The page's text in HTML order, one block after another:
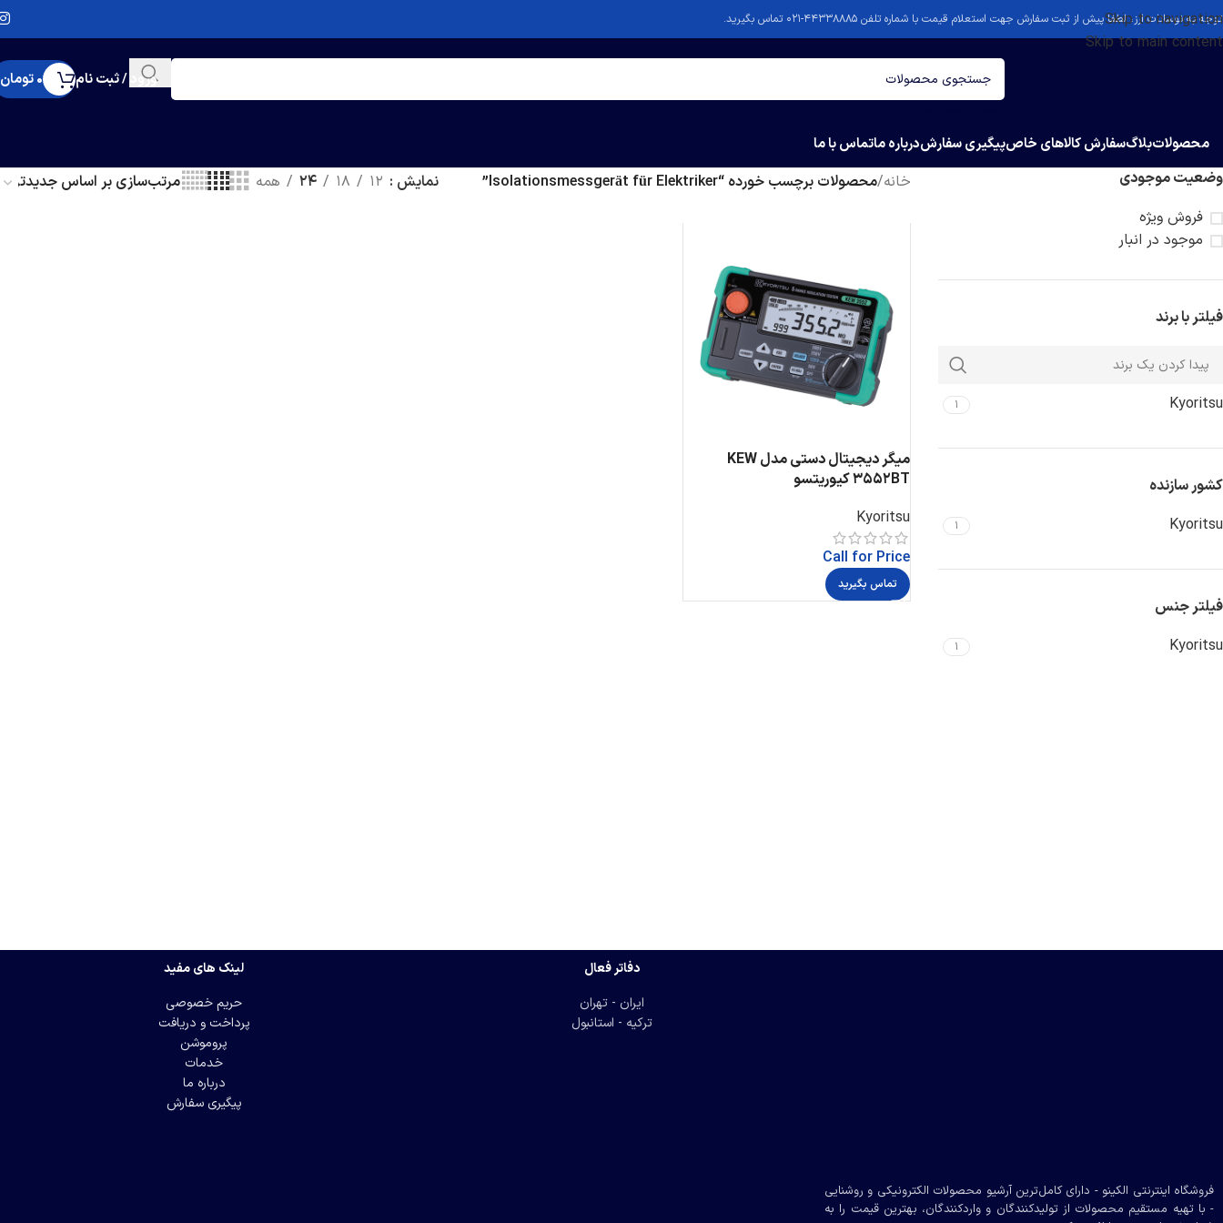
Skip to navigation
Skip to main content
به نوسانات ارز، لطفا پیش از ثبت سفارش جهت استعلام قیمت با شماره تلفن ۴۴۳۳۸۸۸۵-۰۲۱ تماس بگیرید.
ورود / ثبت نام 0تومان
محصولاتبلاگسفارش کالاهای خاصپیگیری سفارشدرباره ماتماس با ما
وضعیت موجودی
فروش ویژه
موجود در انبار
فیلتر با برند
Kyoritsu
1
کشور سازنده
Kyoritsu
1
فیلتر جنس
Kyoritsu
1
خانه/محصولات برچسب خورده “Isolationsmessgerät für Elektriker” نمایش 12
18
24 همه
میگر دیجیتال دستی مدل KEW
3552BT کیوریتسو
Kyoritsu
Call for Price
تماس بگیرید
فروشگاه اینترنتی الکینو - دارای کامل‌ترین آرشیو محصولات الکترونیکی و روشنایی
- با تهیه مستقیم محصولات از تولیدکنندگان و واردکنندگان، بهترین قیمت را به
دفاتر فعال
ایران - تهران
ترکیه - استانبول
لینک های مفید
حریم خصوصی
پرداخت و دریافت
پروموشن
خدمات
درباره ما
پیگیری سفارش